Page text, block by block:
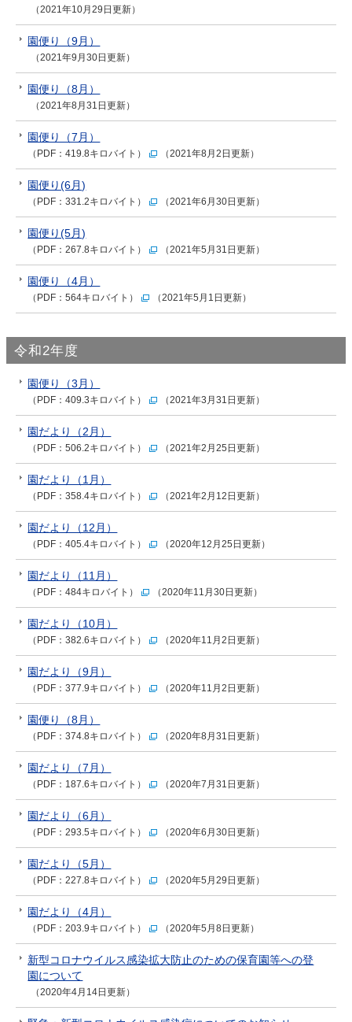
（2021年10月29日更新）
園便り（9月）
（2021年9月30日更新）
園便り（8月）
（2021年8月31日更新）
園便り（7月）
（PDF：419.8キロバイト） （2021年8月2日更新）
園便り(6月)
（PDF：331.2キロバイト） （2021年6月30日更新）
園便り(5月)
（PDF：267.8キロバイト） （2021年5月31日更新）
園便り（4月）
（PDF：564キロバイト） （2021年5月1日更新）
令和2年度
園便り（3月）
（PDF：409.3キロバイト） （2021年3月31日更新）
園だより（2月）
（PDF：506.2キロバイト） （2021年2月25日更新）
園だより（1月）
（PDF：358.4キロバイト） （2021年2月12日更新）
園だより（12月）
（PDF：405.4キロバイト） （2020年12月25日更新）
園だより（11月）
（PDF：484キロバイト） （2020年11月30日更新）
園だより（10月）
（PDF：382.6キロバイト） （2020年11月2日更新）
園だより（9月）
（PDF：377.9キロバイト） （2020年11月2日更新）
園便り（8月）
（PDF：374.8キロバイト） （2020年8月31日更新）
園だより（7月）
（PDF：187.6キロバイト） （2020年7月31日更新）
園だより（6月）
（PDF：293.5キロバイト） （2020年6月30日更新）
園だより（5月）
（PDF：227.8キロバイト） （2020年5月29日更新）
園だより（4月）
（PDF：203.9キロバイト） （2020年5月8日更新）
新型コロナウイルス感染拡大防止のための保育園等への登
園について
（2020年4月14日更新）